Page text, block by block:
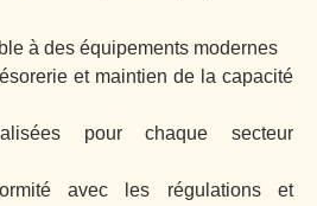
à des équipements modernes
et maintien de la capacité
pour chaque secteur
avec les régulations et